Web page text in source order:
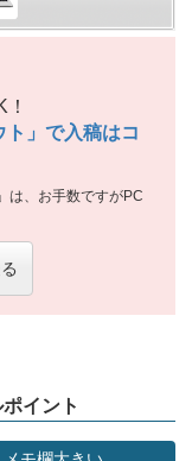
ト」で入稿はコ
は、お手数ですがPC
イント